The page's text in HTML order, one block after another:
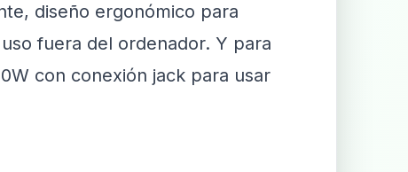
diseño ergonómico para
fuera del ordenador. Y para
con conexión jack para usar